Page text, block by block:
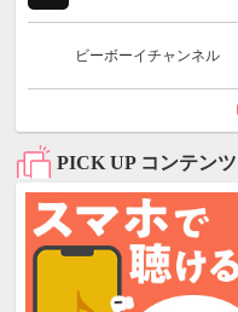
ビーボーイチャンネル
PICK UP コンテンツ